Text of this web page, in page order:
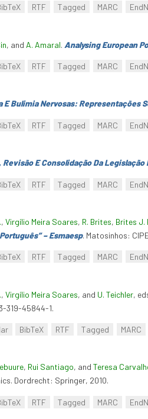
RTF Tagged MARC
, and A. Amaral. Analysing European
RTF Tagged MARC
E Bulimia Nervosas: Representações
RTF Tagged MARC
Revisão E Consolidação Da Legislação
RTF Tagged MARC
, Virgílio Meira Soares, R. Brites, Brites J.
– Esmaesp. Matosinhos:
RTF Tagged MARC
, Virgílio Meira Soares, and U. Teichler,
319-45844-1.
BibTeX RTF Tagged MARC
, Rui Santiago, and Teresa
Dordrecht: Springer, 2010.
RTF Tagged MARC